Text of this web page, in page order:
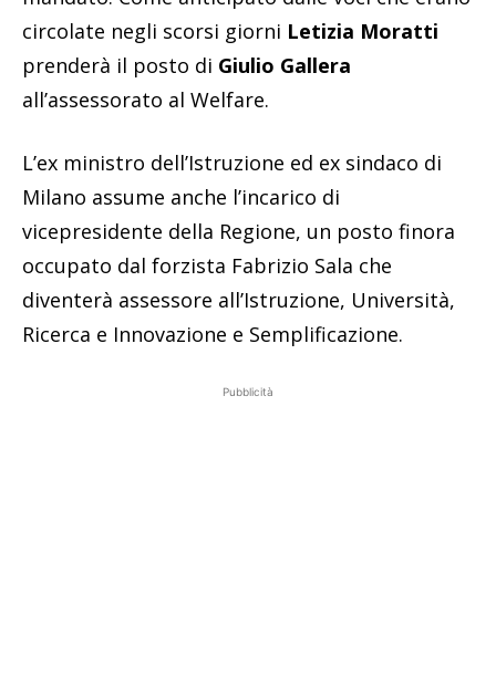
circolate negli scorsi giorni Letizia Moratti
prenderà il posto di Giulio Gallera
all’assessorato al Welfare.
L’ex ministro dell’Istruzione ed ex sindaco di
Milano assume anche l’incarico di
vicepresidente della Regione, un posto finora
occupato dal forzista Fabrizio Sala che
diventerà assessore all’Istruzione, Università,
Ricerca e Innovazione e Semplificazione.
Pubblicità